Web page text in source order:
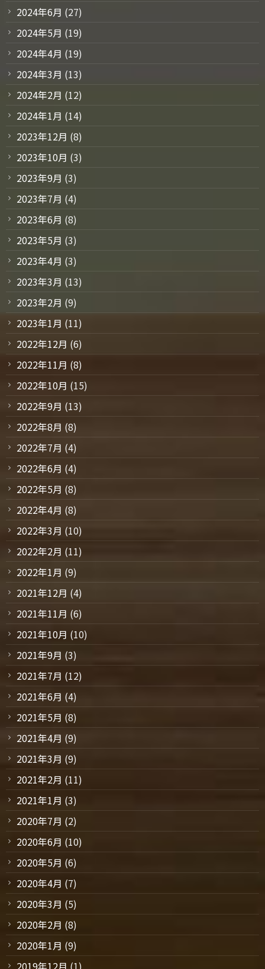
2024年6月 (27)
2024年5月 (19)
2024年4月 (19)
2024年3月 (13)
2024年2月 (12)
2024年1月 (14)
2023年12月 (8)
2023年10月 (3)
2023年9月 (3)
2023年7月 (4)
2023年6月 (8)
2023年5月 (3)
2023年4月 (3)
2023年3月 (13)
2023年2月 (9)
2023年1月 (11)
2022年12月 (6)
2022年11月 (8)
2022年10月 (15)
2022年9月 (13)
2022年8月 (8)
2022年7月 (4)
2022年6月 (4)
2022年5月 (8)
2022年4月 (8)
2022年3月 (10)
2022年2月 (11)
2022年1月 (9)
2021年12月 (4)
2021年11月 (6)
2021年10月 (10)
2021年9月 (3)
2021年7月 (12)
2021年6月 (4)
2021年5月 (8)
2021年4月 (9)
2021年3月 (9)
2021年2月 (11)
2021年1月 (3)
2020年7月 (2)
2020年6月 (10)
2020年5月 (6)
2020年4月 (7)
2020年3月 (5)
2020年2月 (8)
2020年1月 (9)